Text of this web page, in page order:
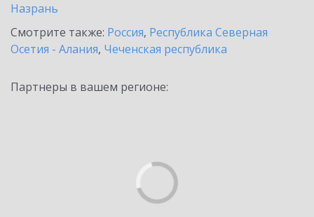
Назрань
Смотрите также: Россия, Республика Северная
Осетия - Алания, Чеченская республика
Партнеры в вашем регионе: